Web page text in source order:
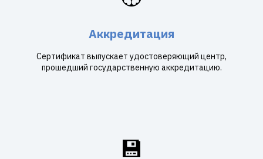
Аккредитация
Сертификат выпускает удостоверяющий центр,
прошедший государственную аккредитацию.
💾